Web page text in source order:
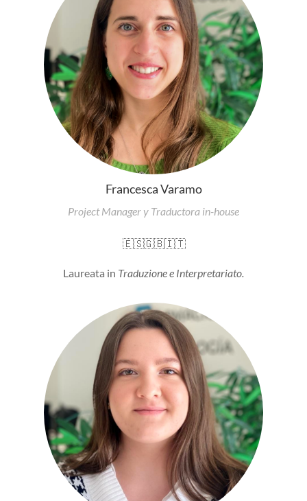
Francesca Varamo
Project Manager y Traductora in-house
🇪🇸🇬🇧🇮🇹
Laureata in Traduzione e Interpretariato.